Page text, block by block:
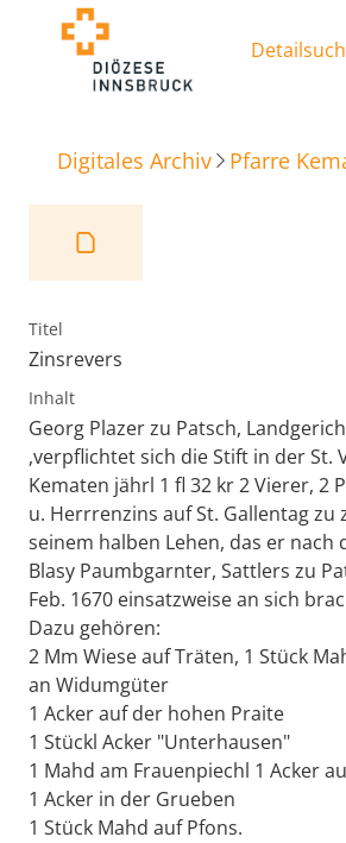
Digitales Archiv Pfarre
Titel
Zinsrevers
Inhalt
Georg Plazer zu Patsch,
,verpflichtet sich die Stift in der St.
Kematen jährl 1 fl 32 kr 2 Vierer, 2
u. Herrrenzins auf St. Gallentag zu
seinem halben Lehen, das er nach
Blasy Paumbgarnter, Sattlers zu
Feb. 1670 einsatzweise an sich
Dazu gehören:
2 Mm Wiese auf Träten, 1 Stück
an Widumgüter
1 Acker auf der hohen Praite
1 Stückl Acker "Unterhausen"
1 Mahd am Frauenpiechl 1 Acker
1 Acker in der Grueben
1 Stück Mahd auf Pfons.